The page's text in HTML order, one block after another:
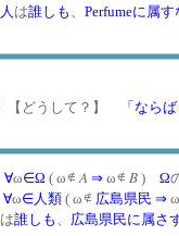
人 は誰しも Perfumeに属す
【どうして？】 「なら
∀ω∈Ω ( ω A ⇒ ω B ) Ω
∀ω∈ 人類 ( ω 広島県民 ⇒ ω
は誰しも 広島県民に属さ